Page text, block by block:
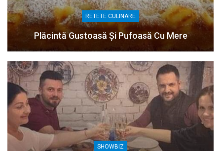
RETETE CULINARE
Plăcintă Gustoasă Și Pufoasă Cu Mere
SHOWBIZ